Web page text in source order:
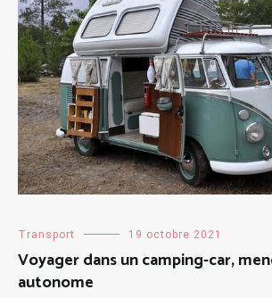
Transport 19 octobre 2021
Voyager dans un camping-car,
autonome